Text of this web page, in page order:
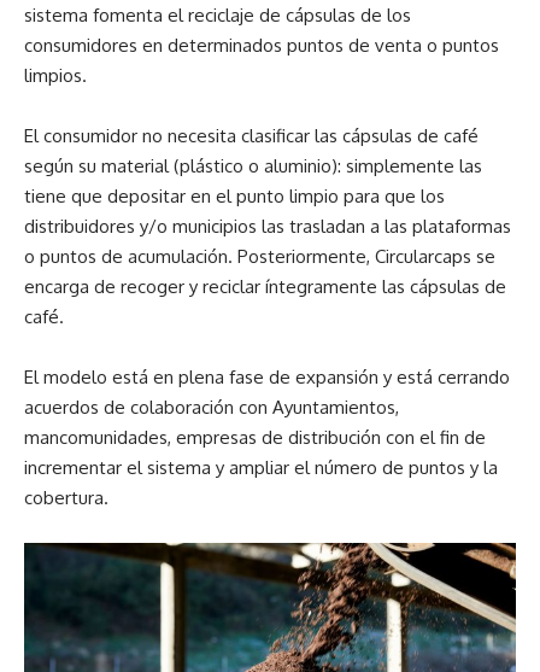
sistema fomenta el reciclaje de cápsulas de los
consumidores en determinados puntos de venta o puntos
limpios.
El consumidor no necesita clasificar las cápsulas de café
según su material (plástico o aluminio): simplemente las
tiene que depositar en el punto limpio para que los
distribuidores y/o municipios las trasladan a las plataformas
o puntos de acumulación. Posteriormente, Circularcaps se
encarga de recoger y reciclar íntegramente las cápsulas de
café.
El modelo está en plena fase de expansión y está cerrando
acuerdos de colaboración con Ayuntamientos,
mancomunidades, empresas de distribución con el fin de
incrementar el sistema y ampliar el número de puntos y la
cobertura.